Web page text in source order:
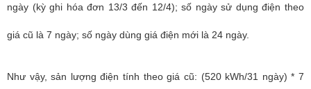
ngày (kỳ ghi hóa đơn 13/3 đến 12/4); số ngày sử dụng điện theo
giá cũ là 7 ngày; số ngày dùng giá điện mới là 24 ngày.
Như vậy, sản lượng điện tính theo giá cũ: (520 kWh/31 ngày) * 7